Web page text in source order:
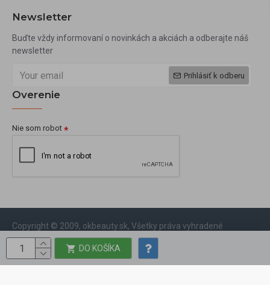
DO KOŠÍKA
Newsletter
Buďte vždy informovaní o novinkách a akciách a odberajte náš
newsletter
Prihlásiť k odberu
Overenie
Nie som robot
Copyright © 2009, okbeauty.sk, Všetky práva vyhradené